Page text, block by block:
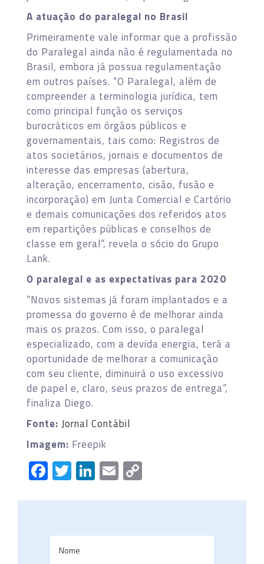
A atuação do paralegal no Brasil
Primeiramente vale informar que a profissão
do Paralegal ainda não é regulamentada no
Brasil, embora já possua regulamentação
em outros países. “O Paralegal, além de
compreender a terminologia jurídica, tem
como principal função os serviços
burocráticos em órgãos públicos e
governamentais, tais como: Registros de
atos societários, jornais e documentos de
interesse das empresas (abertura,
alteração, encerramento, cisão, fusão e
incorporação) em Junta Comercial e Cartório
e demais comunicações dos referidos atos
em repartições públicas e conselhos de
classe em geral”, revela o sócio do Grupo
Lank.
O paralegal e as expectativas para 2020
“Novos sistemas já foram implantados e a
promessa do governo é de melhorar ainda
mais os prazos. Com isso, o paralegal
especializado, com a devida energia, terá a
oportunidade de melhorar a comunicação
com seu cliente, diminuirá o uso excessivo
de papel e, claro, seus prazos de entrega”,
finaliza Diego.
Fonte: Jornal Contábil
Imagem: Freepik
Facebook
Twitter
LinkedIn
Email